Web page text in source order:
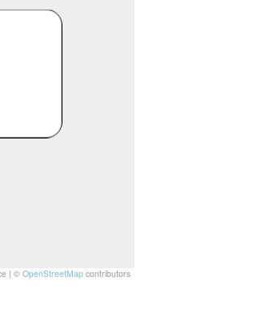
| ©OpenStreetMapcontributors